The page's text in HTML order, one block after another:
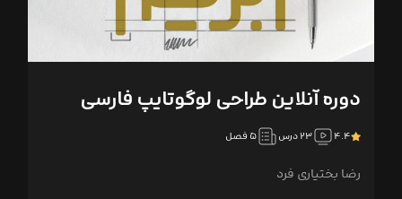
دوره آنلاین طراحی لوگوتایپ فارسی
۴.۴ ۲۳ درس ۵ فصل
رضا بختیاری فرد